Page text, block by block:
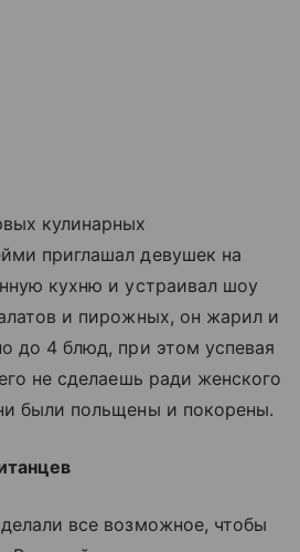
кулинарных
приглашал девушек на
кухню и устраивал шоу
и пирожных, он жарил и
до 4 блюд, при этом успевая
не сделаешь ради женского
были польщены и покорены.
все возможное, чтобы